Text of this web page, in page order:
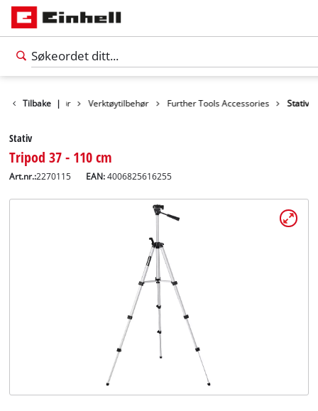
Tilbake |
Tilbehør Verktøytilbehør Further Tools Accessories Stativ
Stativ
Tripod 37 - 110 cm
Art.nr.:2270115 EAN:4006825616255